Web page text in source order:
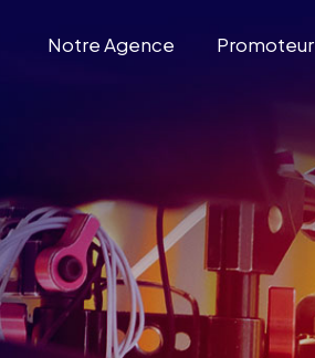
Notre Agence Promoteur